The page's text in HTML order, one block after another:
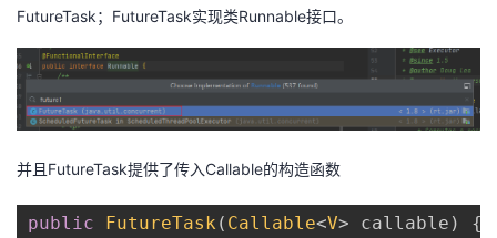
FutureTask；FutureTask实现类Runnable接口。
并且FutureTask提供了传入Callable的构造函数
public FutureTask ( Callable<V> callable )
{